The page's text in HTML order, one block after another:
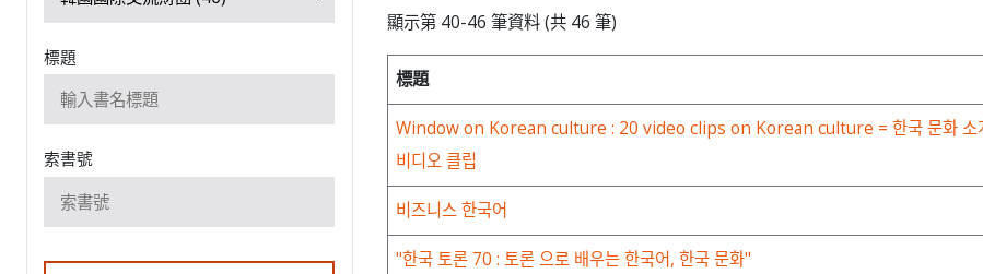
標題
索書號
顯示第 40-46 筆資料 (共 46 筆)
標題
Window on Korean culture : 20 video clips on Korean culture = 한국 문화 소
비디오 클립
비즈니스 한국어
"한국 토론 70 : 토론 으로 배우는 한국어, 한국 문화"